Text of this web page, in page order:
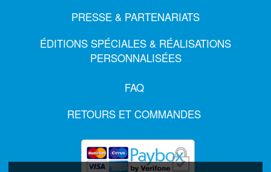
PRESSE & PARTENARIATS
ÉDITIONS SPÉCIALES & RÉALISATIONS
PERSONNALISÉES
FAQ
RETOURS ET COMMANDES